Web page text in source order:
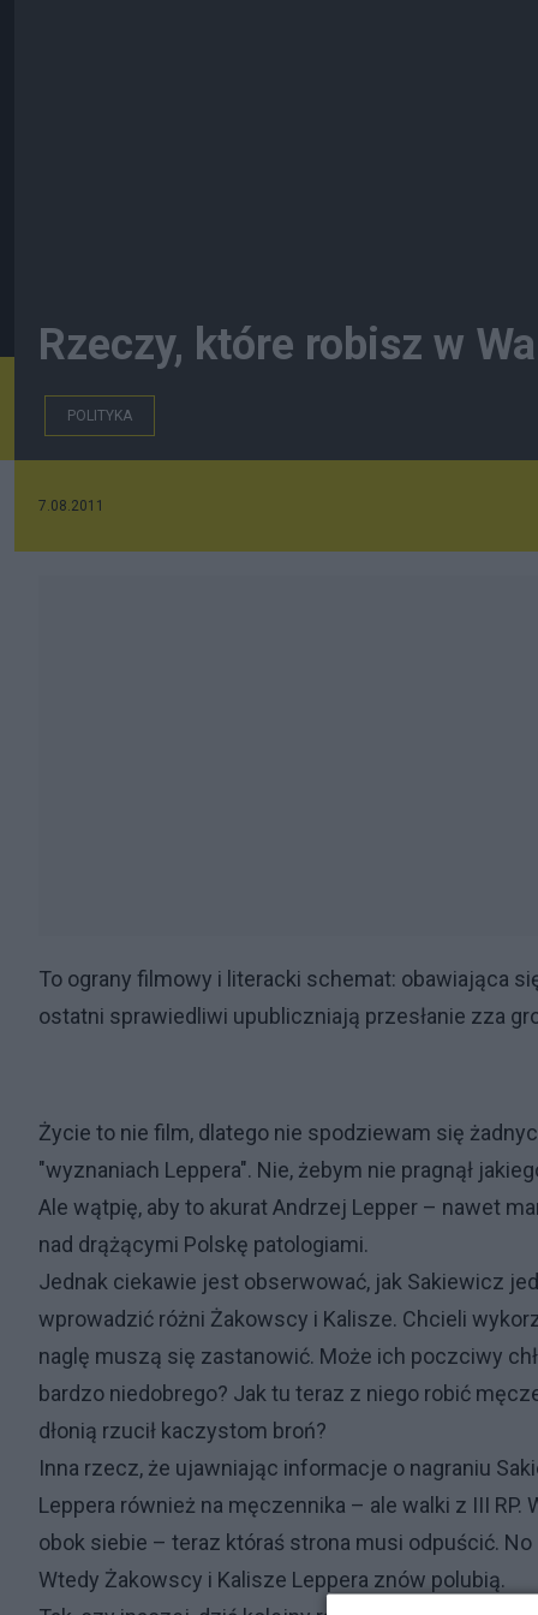
Rzeczy, które robisz w
POLITYKA
7.08.2011
To ograny filmowy i literacki schemat: obawiająca
ostatni sprawiedliwi upubliczniają przesłanie zza
Życie to nie film, dlatego nie spodziewam się
"wyznaniach Leppera". Nie, żebym nie pragnął
Ale wątpię, aby to akurat Andrzej Lepper – nawet
nad drążącymi Polskę patologiami.
Jednak ciekawie jest obserwować, jak Sakiewicz
wprowadzić różni Żakowscy i Kalisze. Chcieli
naglę muszą się zastanowić. Może ich poczciwy
bardzo niedobrego? Jak tu teraz z niego robić
dłonią rzucił kaczystom broń?
Inna rzecz, że ujawniając informacje o nagraniu
Leppera również na męczennika – ale walki z III
obok siebie – teraz któraś strona musi odpuścić.
Wtedy Żakowscy i Kalisze Leppera znów polubią.